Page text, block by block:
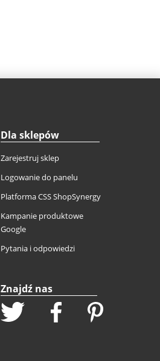
Dla sklepów
Zarejestruj sklep
Logowanie do panelu
Platforma CSS ShopSynergy
Kampanie produktowe
Google
Pytania i odpowiedzi
Znajdź nas